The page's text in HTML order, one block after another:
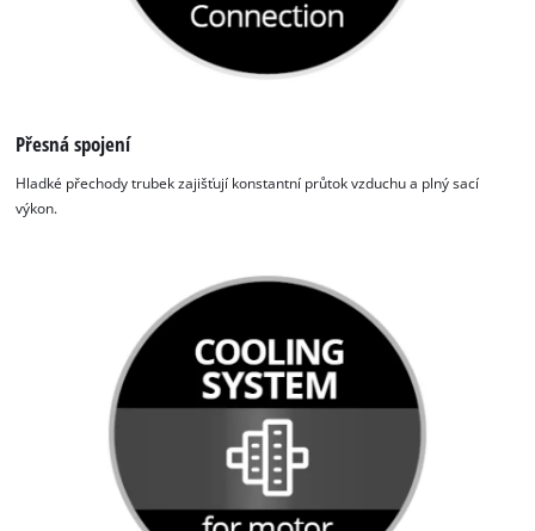
Přesná spojení
Hladké přechody trubek zajišťují konstantní průtok vzduchu a plný sací
výkon.